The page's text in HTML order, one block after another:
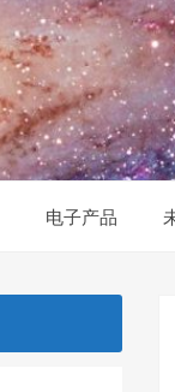
电子产品